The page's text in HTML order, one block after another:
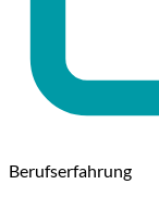
Berufserfahrung